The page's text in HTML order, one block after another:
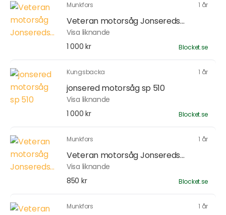
Munkfors 1 år
Veteran motorsåg Jonsereds...
Visa liknande
1 000 kr
Blocket.se
Kungsbacka 1 år
jonsered motorsåg sp 510
Visa liknande
1 000 kr
Blocket.se
Munkfors 1 år
Veteran motorsåg Jonsereds...
Visa liknande
850 kr
Blocket.se
Munkfors 1 år